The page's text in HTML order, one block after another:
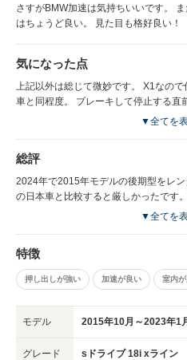
さすがBMW加速は気持ちいいです。 また、後席、荷室も大きく普段使いに
はちょうど良い。 見た目も格好良い！
気になった点
上記以外は総じて微妙です。 X1なので仕方ないですが、内装は日本の大衆
車と同程度。 ブレーキして停止する直前にアイドリングストップがかかり
必ずカックンブレーキになるので、制
▼全てを
総評
2024年で2015年モデルの後期型をレ
の日本車と比較すると厳しかったです。 故障を考慮すると新車でカローラ
▼全てを
特徴
押し出しが強い 加速が良い 室内
モデル 2015年10月～2023年1
グレード sドライブ 18i xライン